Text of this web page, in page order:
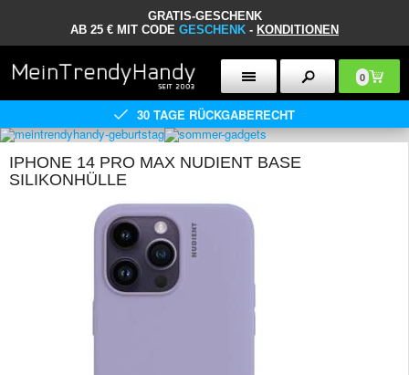
GRATIS-GESCHENK
AB 25 € MIT CODE GESCHENK - KONDITIONEN
0
30 TAGE RÜCKGABERECHT
IPHONE 14 PRO MAX NUDIENT BASE
SILIKONHÜLLE